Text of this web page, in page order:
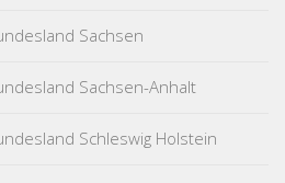
Sachsen
Sachsen-Anhalt
Schleswig Holstein